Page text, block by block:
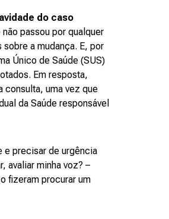
do caso
passou por qualquer
a mudança. E, por
Único de Saúde (SUS)
Em resposta,
consulta, uma vez que
da Saúde responsável
e precisar de urgência
avaliar minha voz? –
fizeram procurar um